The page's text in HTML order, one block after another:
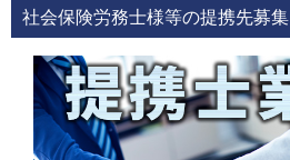
社会保険労務士様等の提携先募集